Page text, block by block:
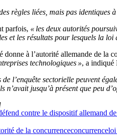
règles liées, mais pas identiques
parfois, « les deux autorités
et les résultats pour lesquels la
à l’autorité allemande de la
technologiques », a indiqué
l’enquête sectorielle peuvent
n’avait jusqu’à présent que peu
contre le dispositif allemand
de la concurrenceconcurrenceloi